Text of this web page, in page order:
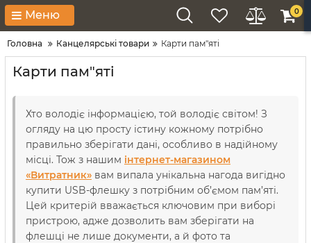
Меню 0
Головна Канцелярські товари Карти пам"яті
Карти пам"яті
Хто володіє інформацією, той володіє світом! З
огляду на цю просту істину кожному потрібно
правильно зберігати дані, особливо в надійному
місці. Тож з нашим інтернет-магазином
«Витратник» вам випала унікальна нагода вигідно
купити USB-флешку з потрібним об’ємом пам’яті.
Цей критерій вважається ключовим при виборі
пристрою, адже дозволить вам зберігати на
флешці не лише документи, а й фото та